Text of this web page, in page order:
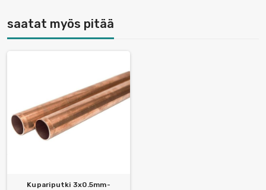
saatat myös pitää
Kupariputki 3x0.5mm-